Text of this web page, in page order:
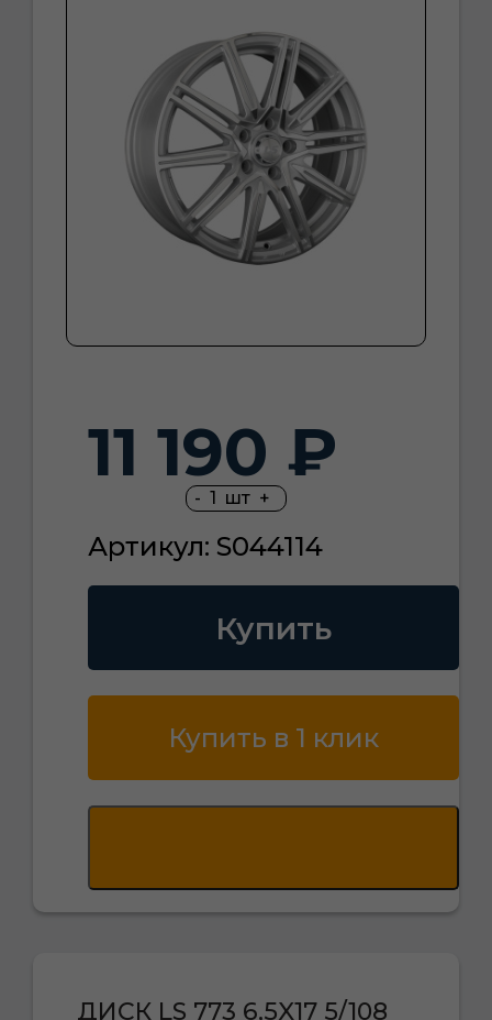
11 190 ₽
- 1 шт +
Артикул: S044114
Купить
Купить в 1 клик
ДИСК LS 773 6,5X17 5/108